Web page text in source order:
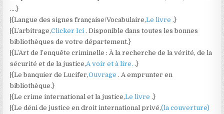
….}
|{Langue des signes française/Vocabulaire,Le livre.}
|{L’arbitrage,Clicker Ici. Disponible dans toutes les bonnes
bibliothèques de votre département.}
|{L’Art de l’enquête criminelle : À la recherche de la vérité, de la
sécurité et de la justice,A voir et à lire..}
|{Le banquier de Lucifer,Ouvrage. A emprunter en
bibliothèque.}
|{Le crime international et la justice,Le livre.}
|{Le déni de justice en droit international privé,(la couverture)